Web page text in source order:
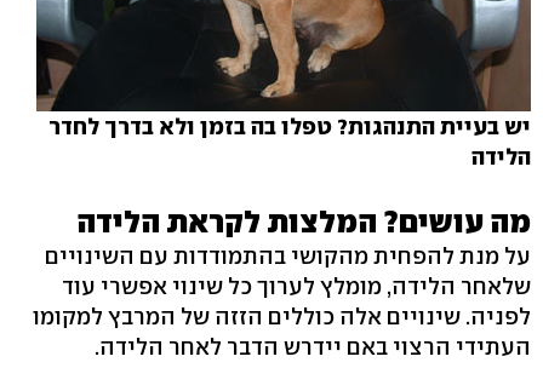
יש בעיית התנהגות? טפלו בה בזמן ולא בדרך לחדר
הלידה
מה עושים? המלצות לקראת הלידה
על מנת להפחית מהקושי בהתמודדות עם השינויים
שלאחר הלידה, מומלץ לערוך כל שינוי אפשרי עוד
לפניה. שינויים אלה כוללים הזזה של המרבץ למקומו
העתידי הרצוי באם יידרש הדבר לאחר הלידה.